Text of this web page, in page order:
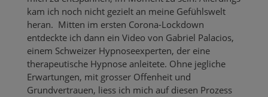
kam ich noch nicht gezielt an meine Gefühlswelt
heran. Mitten im ersten Corona-Lockdown
entdeckte ich dann ein Video von Gabriel Palacios,
einem Schweizer Hypnoseexperten, der eine
therapeutische Hypnose anleitete. Ohne jegliche
Erwartungen, mit grosser Offenheit und
Grundvertrauen, liess ich mich auf diesen Prozess